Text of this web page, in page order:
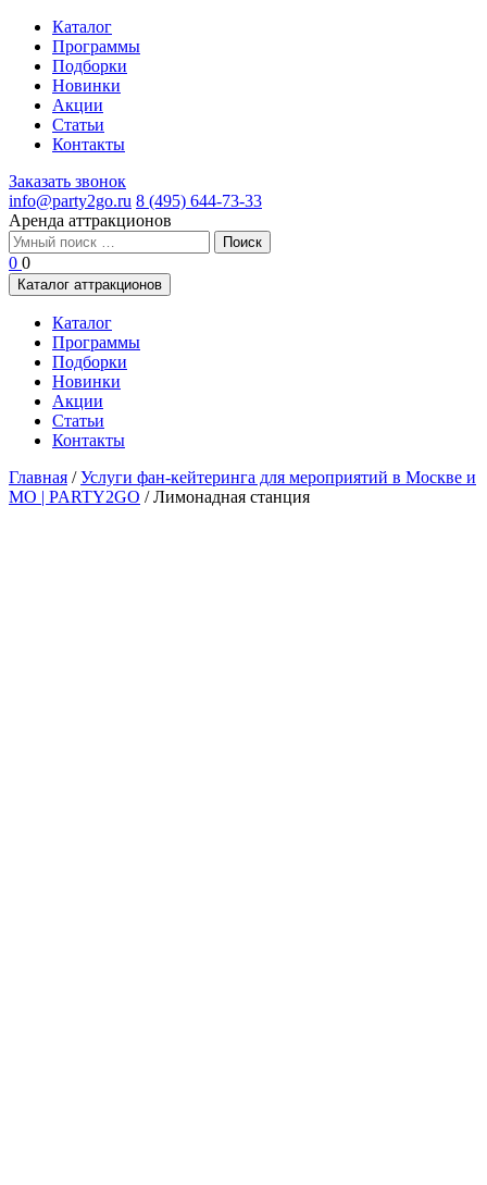
Каталог
Программы
Подборки
Новинки
Акции
Статьи
Контакты
Заказать звонок
info@party2go.ru 8 (495) 644-73-33
Аренда аттракционов
Найти:
0 0
Каталог аттракционов
Каталог
Программы
Подборки
Новинки
Акции
Статьи
Контакты
Главная /Услуги фан-кейтеринга для мероприятий в Москве и
МО | PARTY2GO /Лимонадная станция